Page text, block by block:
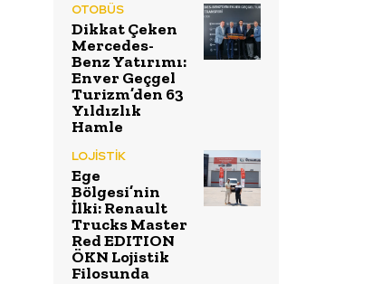
OTOBÜS
Dikkat Çeken
Mercedes-
Benz Yatırımı:
Enver Geçgel
Turizm’den 63
Yıldızlık
Hamle
LOJİSTİK
Ege
Bölgesi’nin
İlki: Renault
Trucks Master
Red EDITION
ÖKN Lojistik
Filosunda